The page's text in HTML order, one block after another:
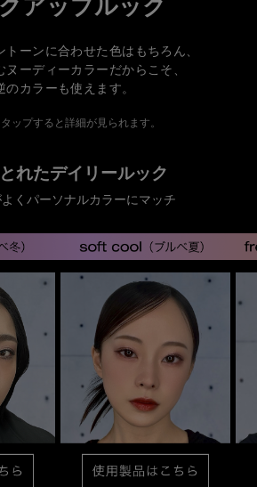
アップルック
トーンに合わせた色はもちろん、
ヌーディーカラーだからこそ、
のカラーも使えます。
ップすると詳細が見られます。
れたデイリールック
くパーソナルカラーにマッチ